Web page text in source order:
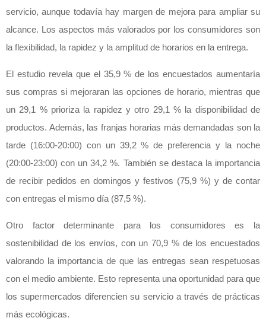
servicio, aunque todavía hay margen de mejora para ampliar su
alcance. Los aspectos más valorados por los consumidores son
la flexibilidad, la rapidez y la amplitud de horarios en la entrega.
El estudio revela que el 35,9 % de los encuestados aumentaría
sus compras si mejoraran las opciones de horario, mientras que
un 29,1 % prioriza la rapidez y otro 29,1 % la disponibilidad de
productos. Además, las franjas horarias más demandadas son la
tarde (16:00-20:00) con un 39,2 % de preferencia y la noche
(20:00-23:00) con un 34,2 %. También se destaca la importancia
de recibir pedidos en domingos y festivos (75,9 %) y de contar
con entregas el mismo día (87,5 %).
Otro factor determinante para los consumidores es la
sostenibilidad de los envíos, con un 70,9 % de los encuestados
valorando la importancia de que las entregas sean respetuosas
con el medio ambiente. Esto representa una oportunidad para que
los supermercados diferencien su servicio a través de prácticas
más ecológicas.